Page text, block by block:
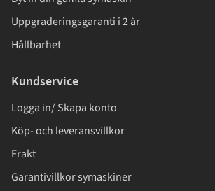
Uppgraderingsgaranti i 2 år
Hållbarhet
Kundservice
Logga in/ Skapa konto
Köp- och leveransvillkor
Frakt
Garantivillkor symaskiner